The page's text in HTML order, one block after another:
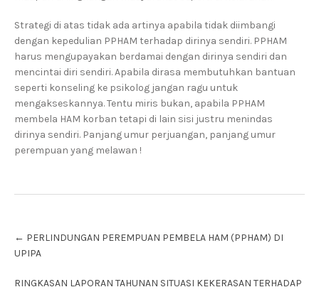
Strategi di atas tidak ada artinya apabila tidak diimbangi
dengan kepedulian PPHAM terhadap dirinya sendiri. PPHAM
harus mengupayakan berdamai dengan dirinya sendiri dan
mencintai diri sendiri. Apabila dirasa membutuhkan bantuan
seperti konseling ke psikolog jangan ragu untuk
mengakseskannya. Tentu miris bukan, apabila PPHAM
membela HAM korban tetapi di lain sisi justru menindas
dirinya sendiri. Panjang umur perjuangan, panjang umur
perempuan yang melawan !
navigation
← PERLINDUNGAN PEREMPUAN PEMBELA HAM (PPHAM) DI
UPIPA
RINGKASAN LAPORAN TAHUNAN SITUASI KEKERASAN TERHADAP